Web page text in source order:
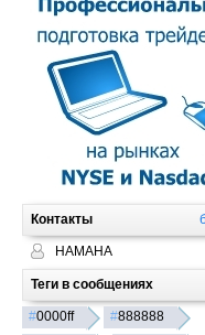
Контакты
HAMAHA
Теги в сообщениях
#0000ff #888888